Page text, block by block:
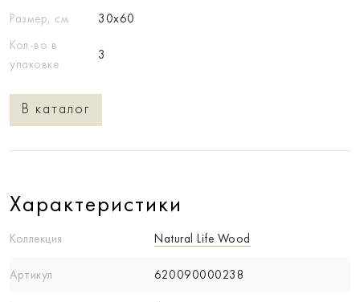
Размер, см
30x60
Кол-во в
упаковке
3
В каталог
Характеристики
Коллекция Natural Life Wood
Артикул 620090000238